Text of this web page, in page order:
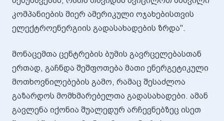
კომპანიების მიერ ამერიკული ოჯახებისთვის
ელექტროენერგიის გადასახადების ზრდა".
მონაცემთა ცენტრების ბუმის გავრცელებასთან
ერთად, გაჩნდა შეშფოთება მათი ენერგეტიკული
მოთხოვნილებების გამო, რამაც შესაძლოა
გაზარდოს მომხმარებელთა გადასახადები. ამან
გავლენა იქონია შუალედურ არჩევნებზეც ისეთ